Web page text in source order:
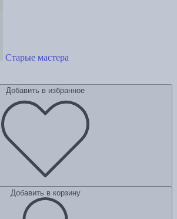
Старые мастера
Добавить в избранное
Добавить в корзину